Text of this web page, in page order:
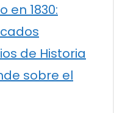
en 1830:
de Historia
sobre el